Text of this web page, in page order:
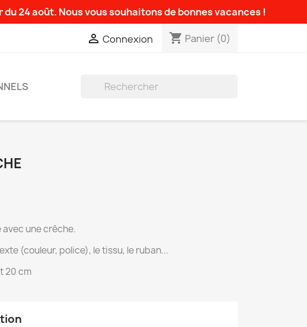
24 août. Nous vous souhaitons de bonnes vacances !
 Connexion shopping_cart Panier (0)
une crêche.
(couleur, police), le tissu, le ruban...
20 cm